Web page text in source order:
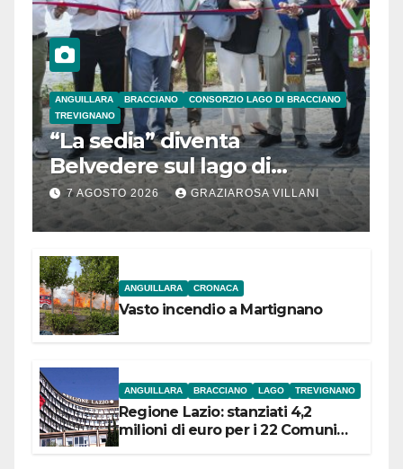
ANGUILLARA BRACCIANO
CONSORZIO LAGO DI BRACCIANO
TREVIGNANO
“La sedia” diventa
Belvedere sul lago di
Bracciano: ieri
l’inaugurazione
7 AGOSTO 2026 GRAZIAROSA VILLANI
ANGUILLARA CRONACA
Vasto incendio a Martignano
ANGUILLARA BRACCIANO LAGO TREVIGNANO
Regione Lazio: stanziati 4,2
milioni di euro per i 22 Comuni